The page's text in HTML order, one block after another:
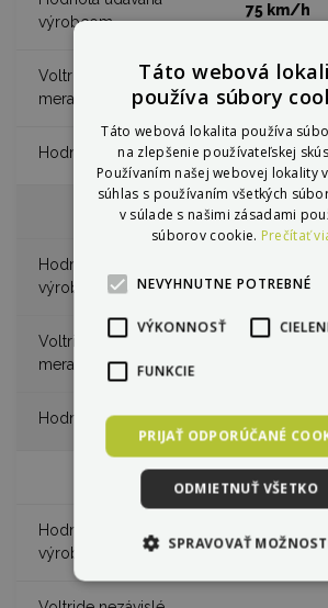
75 km/h
Zatiaľ
Výkon
1400 W
4300 W
Táto webová
používa súbory
Táto webová lokalita používa
na zlepšenie používateľskej
Používaním našej webovej lokality
súhlas s používaním všetkých
v súlade s našimi zásadami
súborov cookie. Prečítať
NEVYHNUTNE POTREBNÉ
VÝKONNOSŤ
FUNKCIE
PRIJAŤ ODPORÚČANÉ
ODMIETNUŤ VŠETKO
SPRAVOVAŤ